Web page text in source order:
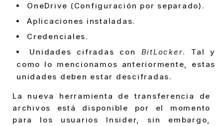
OneDrive (Configuración por separado).
Aplicaciones instaladas.
Credenciales.
Unidades cifradas con BitLocker. Tal y
como lo mencionamos anteriormente, estas
unidades deben estar descifradas.
La nueva herramienta de transferencia de
archivos está disponible por el momento
para los usuarios Insider, sin embargo,